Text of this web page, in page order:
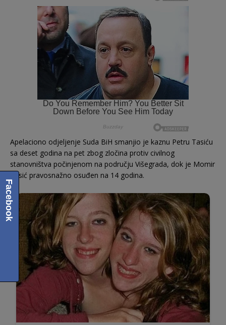
Apelaciono odjeljenje Suda BiH smanjio je kaznu Petru Tasiću
sa deset godina na pet zbog zločina protiv civilnog
stanovništva počinjenom na području Višegrada, dok je Momir
Tasić pravosnažno osuđen na 14 godina.
Facebook